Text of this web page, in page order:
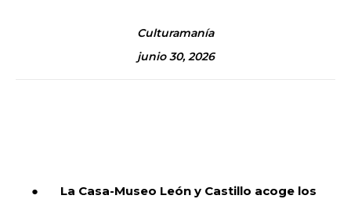
Culturamanía
junio 30, 2026
● La Casa-Museo León y Castillo acoge los